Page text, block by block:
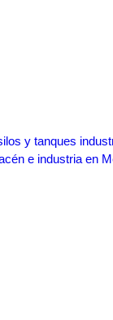
y tanques
e industria en